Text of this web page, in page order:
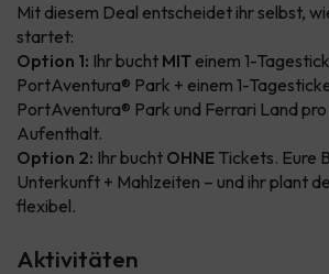
Mit diesem Deal entscheidet ihr selbst,
startet:
Option 1: Ihr bucht MIT einem 1-
PortAventura® Park + einem 1-
PortAventura® Park und Ferrari Land pro
Aufenthalt.
Option 2: Ihr bucht OHNE Tickets. Eure
Unterkunft + Mahlzeiten – und ihr plant
flexibel.
Aktivitäten